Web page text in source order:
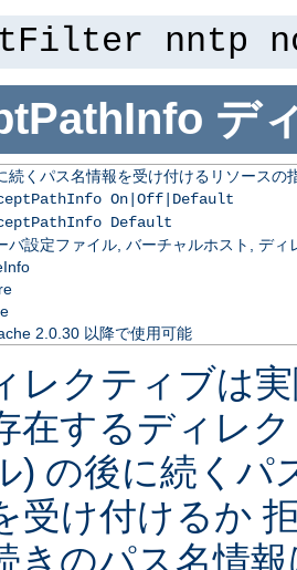
nntp
デ
続くパス名情報を受け付けるリソースの
On|Off|Default
Default
バ設定ファイル, バーチャルホスト, ディ
2.0.30 以降で使用可能
レクティブは
在するディレ
) の後に続くパ
受け付けるか
きのパス名情